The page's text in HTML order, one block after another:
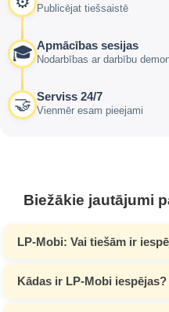
Publicējat tiešsaistē
🎓 Apmācības sesijas
Nodarbības ar darbību
🤝 Serviss 24/7
Vienmēr esam pieejami
Biežākie jautājumi
LP-Mobi: Vai tiešām ir
Kādas ir LP-Mobi iespējas?